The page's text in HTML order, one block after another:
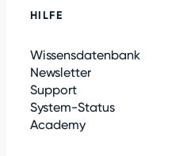
HILFE
Wissensdatenbank
Newsletter
Support
System-Status
Academy